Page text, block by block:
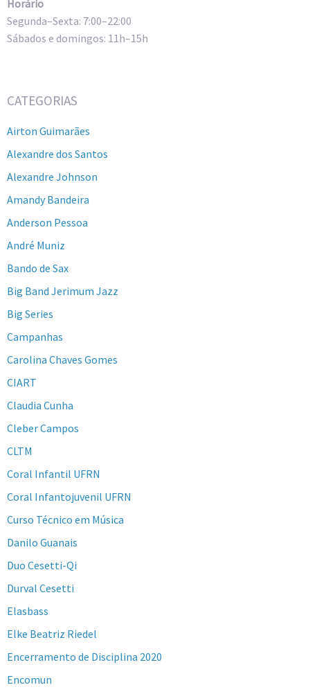
Horário
Segunda–Sexta: 7:00–22:00
Sábados e domingos: 11h–15h
CATEGORIAS
Airton Guimarães
Alexandre dos Santos
Alexandre Johnson
Amandy Bandeira
Anderson Pessoa
André Muniz
Bando de Sax
Big Band Jerimum Jazz
Big Series
Campanhas
Carolina Chaves Gomes
CIART
Claudia Cunha
Cleber Campos
CLTM
Coral Infantil UFRN
Coral Infantojuvenil UFRN
Curso Técnico em Música
Danilo Guanais
Duo Cesetti-Qi
Durval Cesetti
Elasbass
Elke Beatriz Riedel
Encerramento de Disciplina 2020
Encomun